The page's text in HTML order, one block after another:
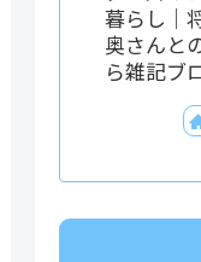
暮らし｜
奥さんと
ら雑記ブ